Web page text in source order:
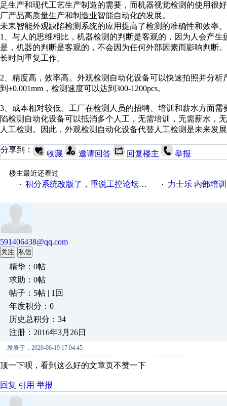
足生产和现代工艺生产制造的需要，而机器视觉检测的使用很
厂产品高质量生产和制造业智能自动化的发展。
未耒智能外观缺陷检测系统的应用提高了检测的准确性和效率
1、与人的思维相比，机器检测的判断是客观的，因为人会产
是，机器的判断是客观的，不会因为任何外部因素而影响判断
长时间重复工作。
2、精度高，效率高。外观检测自动化设备可以快速拍照并分
到±0.001mm，检测速度可以达到300-1200pcs。
3、成本相对较低。工厂在检测人员的招聘、培训和薪水方面
陷检测自动化设备可以抵消多个人工，无需培训，无需薪水，
人工检测。因此，外观检测自动化设备代替人工检测是未来发
分享到： 收藏 邀请回答 回复楼主 举报
楼主最近还看过
· 积分系统改版了，重说工控论坛积分那点事儿…… · 力士乐 内部培
591406438@qq.com
关注 私信
精华：0帖
求助：0帖
帖子：5帖 | 1回
年度积分：0
历史总积分：34
注册：2016年3月26日
发表于：2020-06-19 17:04:45
顶一下呗，看到这么好的文章页不赞一下
回复 引用 举报